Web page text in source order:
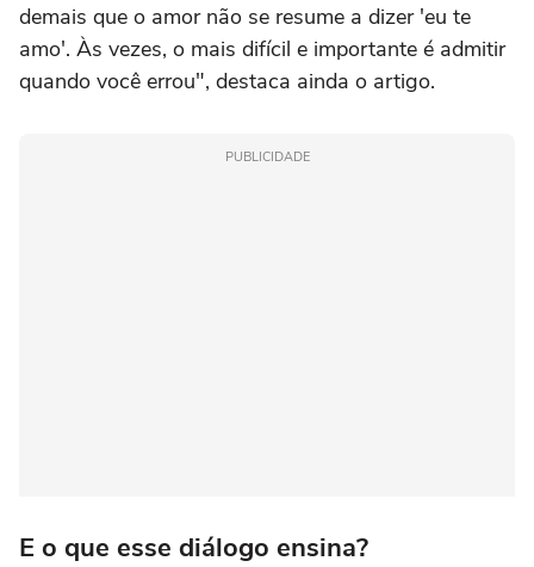
demais que o amor não se resume a dizer 'eu te
amo'. Às vezes, o mais difícil e importante é admitir
quando você errou", destaca ainda o artigo.
PUBLICIDADE
E o que esse diálogo ensina?